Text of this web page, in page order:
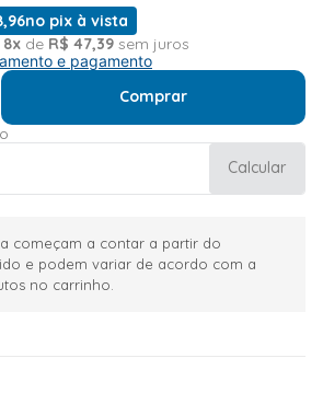
,96no pix à vista
8x de R$ 47,39 sem juros
e pagamento
Comprar
Calcular
começam a contar a partir do
e podem variar de acordo com a
no carrinho.